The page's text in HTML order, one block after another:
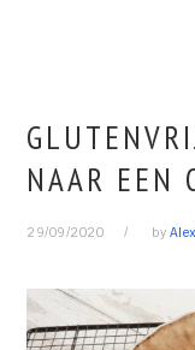
NAAR EEN
29/09/2020 by